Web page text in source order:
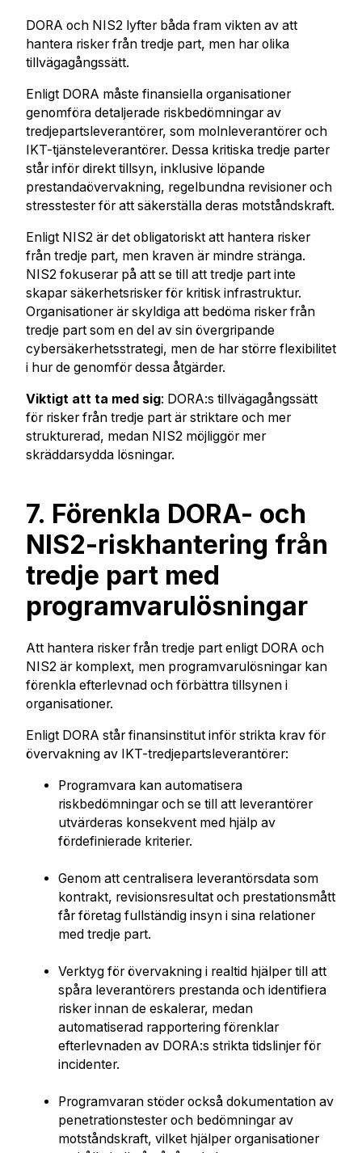
DORA och NIS2 lyfter båda fram vikten av att
hantera risker från tredje part, men har olika
tillvägagångssätt.
Enligt DORA måste finansiella organisationer
genomföra detaljerade riskbedömningar av
tredjepartsleverantörer, som molnleverantörer och
IKT-tjänsteleverantörer. Dessa kritiska tredje parter
står inför direkt tillsyn, inklusive löpande
prestandaövervakning, regelbundna revisioner och
stresstester för att säkerställa deras motståndskraft.
Enligt NIS2 är det obligatoriskt att hantera risker
från tredje part, men kraven är mindre stränga.
NIS2 fokuserar på att se till att tredje part inte
skapar säkerhetsrisker för kritisk infrastruktur.
Organisationer är skyldiga att bedöma risker från
tredje part som en del av sin övergripande
cybersäkerhetsstrategi, men de har större flexibilitet
i hur de genomför dessa åtgärder.
Viktigt att ta med sig: DORA:s tillvägagångssätt
för risker från tredje part är striktare och mer
strukturerad, medan NIS2 möjliggör mer
skräddarsydda lösningar.
7. Förenkla DORA- och
NIS2-riskhantering från
tredje part med
programvarulösningar
Att hantera risker från tredje part enligt DORA och
NIS2 är komplext, men programvarulösningar kan
förenkla efterlevnad och förbättra tillsynen i
organisationer.
Enligt DORA står finansinstitut inför strikta krav för
övervakning av IKT-tredjepartsleverantörer:
Programvara kan automatisera
riskbedömningar och se till att leverantörer
utvärderas konsekvent med hjälp av
fördefinierade kriterier.
Genom att centralisera leverantörsdata som
kontrakt, revisionsresultat och prestationsmått
får företag fullständig insyn i sina relationer
med tredje part.
Verktyg för övervakning i realtid hjälper till att
spåra leverantörers prestanda och identifiera
risker innan de eskalerar, medan
automatiserad rapportering förenklar
efterlevnaden av DORA:s strikta tidslinjer för
incidenter.
Programvaran stöder också dokumentation av
penetrationstester och bedömningar av
motståndskraft, vilket hjälper organisationer